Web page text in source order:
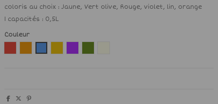
coloris au choix : Jaune, Vert olive, Rouge, violet, lin, orange
1 capacités : 0,5L
Couleur